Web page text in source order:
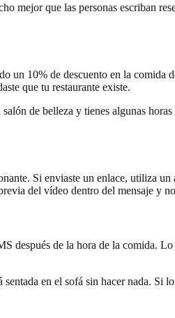
mejor que las personas escriban
10% de descuento en la comida
que tu restaurante existe.
de belleza y tienes algunas
Si enviaste un enlace, utiliza
del vídeo dentro del mensaje y
después de la hora de la comida.
en el sofá sin hacer nada. Si